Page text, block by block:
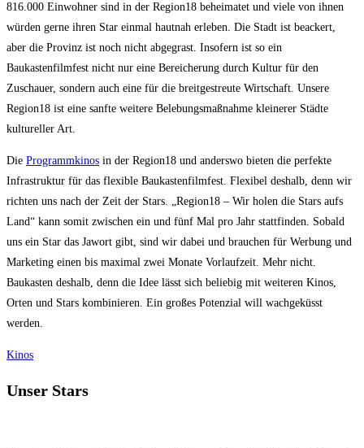
816.000 Einwohner sind in der Region18 beheimatet und viele von ihnen
würden gerne ihren Star einmal hautnah erleben. Die Stadt ist beackert,
aber die Provinz ist noch nicht abgegrast. Insofern ist so ein
Baukastenfilmfest nicht nur eine Bereicherung durch Kultur für den
Zuschauer, sondern auch eine für die breitgestreute Wirtschaft. Unsere
Region18 ist eine sanfte weitere Belebungsmaßnahme kleinerer Städte
kultureller Art.
Die Programmkinos in der Region18 und anderswo bieten die perfekte
Infrastruktur für das flexible Baukastenfilmfest. Flexibel deshalb, denn wir
richten uns nach der Zeit der Stars. „Region18 – Wir holen die Stars aufs
Land“ kann somit zwischen ein und fünf Mal pro Jahr stattfinden. Sobald
uns ein Star das Jawort gibt, sind wir dabei und brauchen für Werbung und
Marketing einen bis maximal zwei Monate Vorlaufzeit. Mehr nicht.
Baukasten deshalb, denn die Idee lässt sich beliebig mit weiteren Kinos,
Orten und Stars kombinieren. Ein großes Potenzial will wachgeküsst
werden.
Kinos
Unser Stars